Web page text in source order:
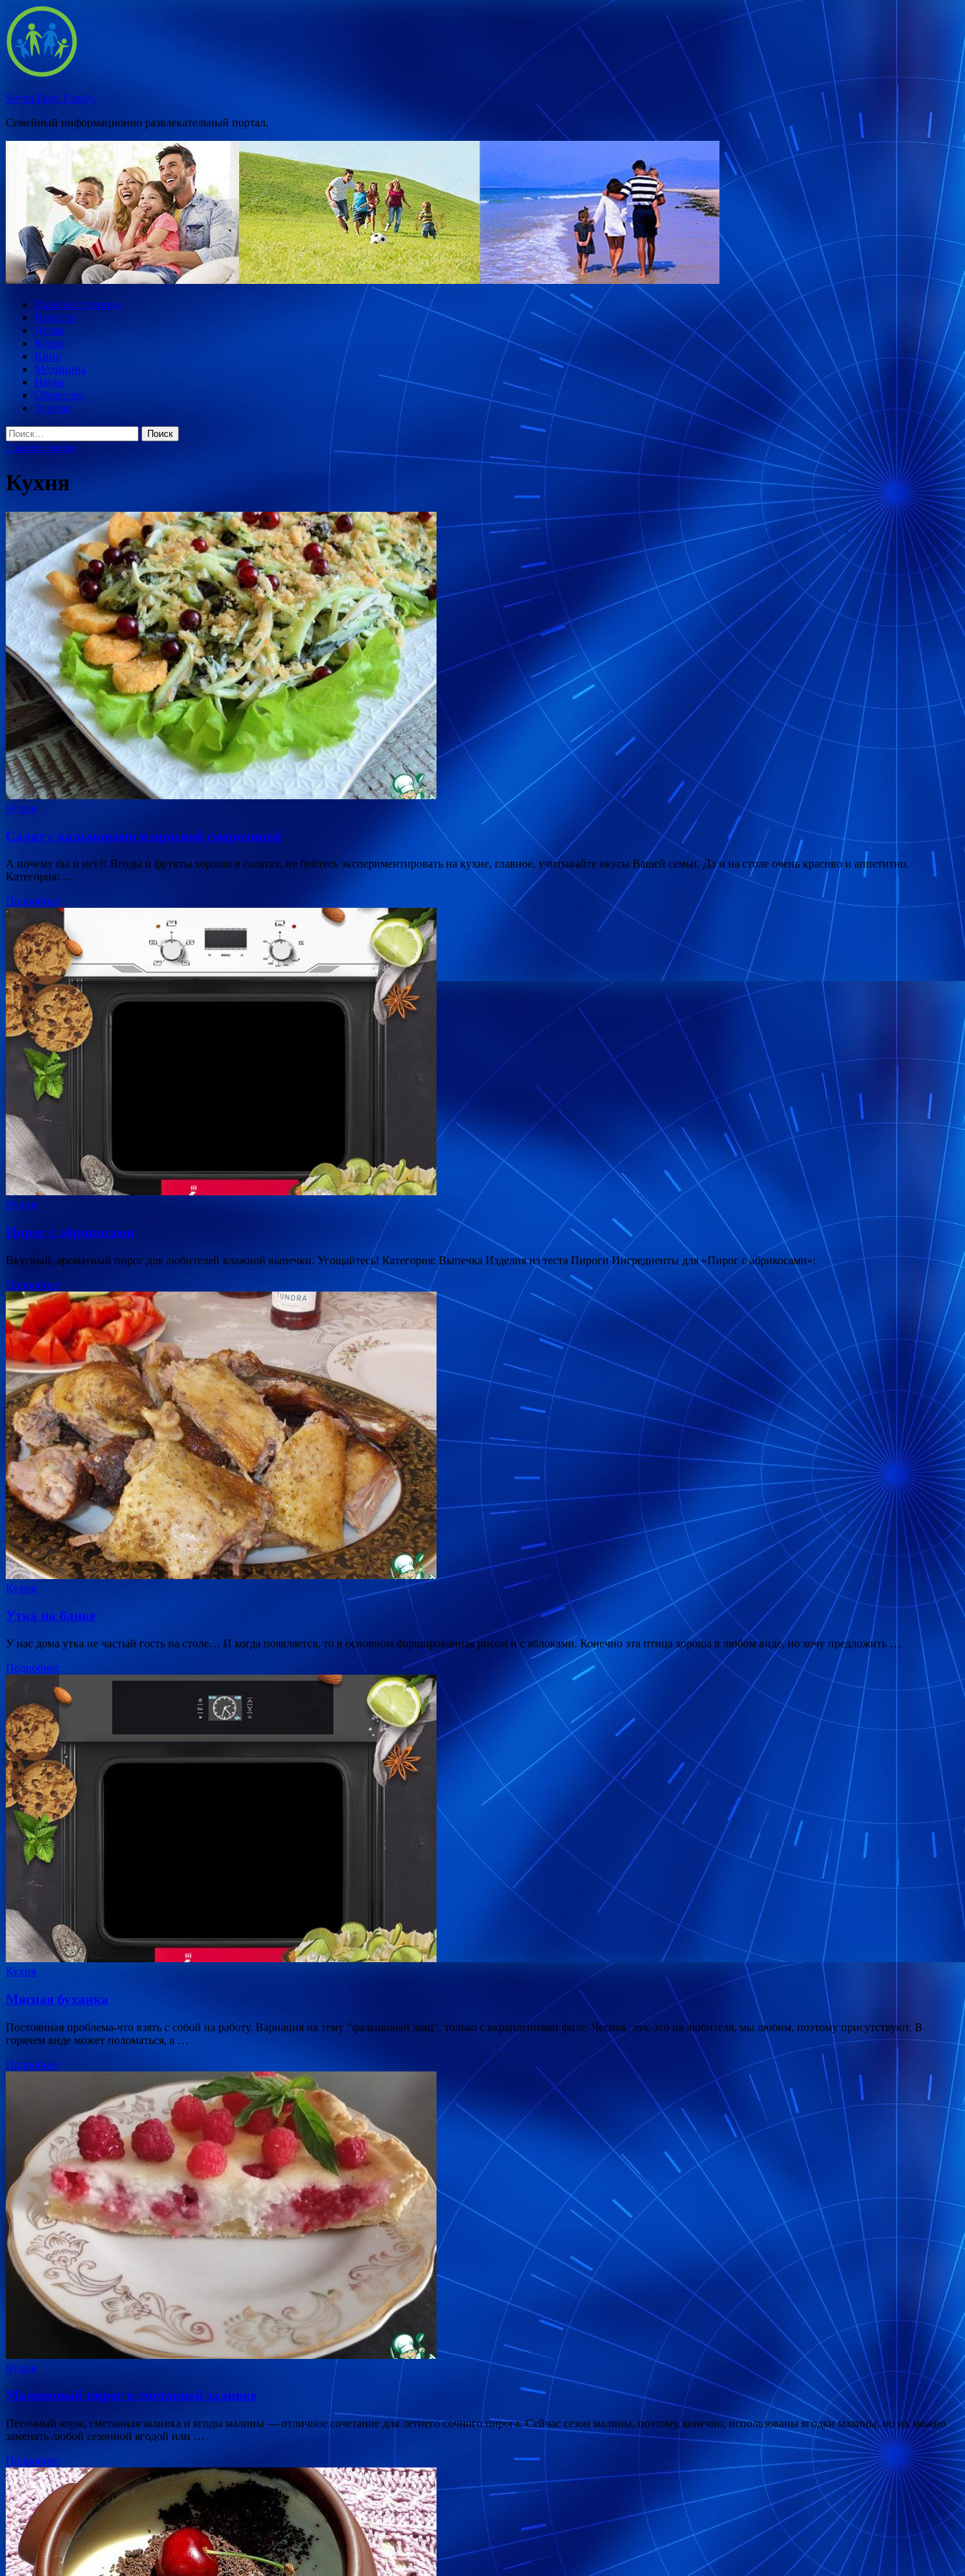
Перейти
к
содержимому
Seven Days Family.
Семейный информационно развлекательный портал.
Главная страница
Новости
Детям
Кухня
Кино
Медицина
Наука
Общество
Туризм
Найти:
Главное меню
Кухня
Кухня
Салат с кальмарами и красной смородиной
А почему бы и нет?! Ягоды и фрукты хороши в салатах, не бойтесь экспериментировать на кухне, главное, учитывайте вкусы Вашей семьи. Да и на столе очень красиво и аппетитно.
Категория: …
Подробнее
Кухня
Пирог с абрикосами
Вкусный, ароматный пирог для любителей влажной выпечки. Угощайтесь! Категория: Выпечка Изделия из теста Пироги Ингредиенты для «Пирог с абрикосами»:
Подробнее
Кухня
Утка на банке
У нас дома утка не частый гость на столе… И когда появляется, то в основном фаршированная рисом и с яблоками. Конечно эта птица хороша в любом виде, но хочу предложить …
Подробнее
Кухня
Мясная буханка
Постоянная проблема-что взять с собой на работу. Вариация на тему "фальшивый заяц", только с вкраплениями филе. Чеснок, лук-это на любителя, мы любим, поэтому присутствуют. В
горячем виде может поломаться, а …
Подробнее
Кухня
Малиновый пирог в сметанной заливке
Песочный корж, сметанная заливка и ягоды малины — отличное сочетание для летнего сочного пирога. Сейчас сезон малины, поэтому, конечно, использованы ягодки малины, но их можно
заменять любой сезонной ягодой или …
Подробнее